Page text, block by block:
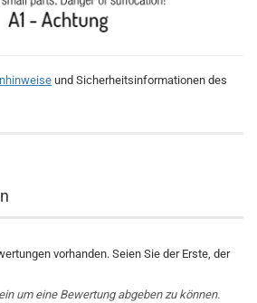
und Sicherheitsinformationen des
vorhanden. Seien Sie der Erste, der
um eine Bewertung abgeben zu können.